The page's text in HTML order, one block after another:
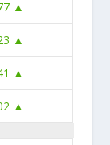
▲
▲
▲
▲